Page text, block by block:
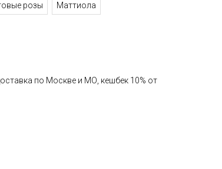
розы Маттиола
по Москве и МО, кешбек 10% от